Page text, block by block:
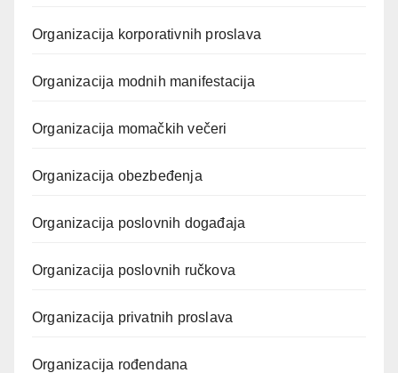
Organizacija korporativnih proslava
Organizacija modnih manifestacija
Organizacija momačkih večeri
Organizacija obezbeđenja
Organizacija poslovnih događaja
Organizacija poslovnih ručkova
Organizacija privatnih proslava
Organizacija rođendana